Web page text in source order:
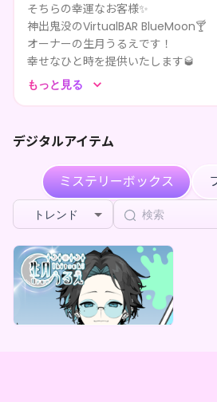
そちらの幸運なお客様✨️
神出鬼没のVirtualBAR BlueMoon🍸️
オーナーの生月うるえです！
幸せなひと時を提供いたします🥃
普段はIRIAMにて雑談配信や弾き語り
ひご覧下さい✨
僕のホラゲはコメディ化しちゃうら
ラゲ募集中
もっと見る
デジタルアイテム
ミステリーボックス
トレンド
生月 うるえ
最低価格
兎ノ月 苺愛が生月うるえ のゆるゆる
しました
海麗が生月うるえ のゆるゆる日和(全5
****が生月 うるえのページを共有しま
****が生月 うるえをフォローしました
****が生月 うるえをフォローしました
Milk が 生月うるえ のゆるゆる日和(全5